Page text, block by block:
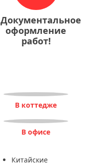
Документальное
оформление
работ!
В коттедже
В офисе
Китайские